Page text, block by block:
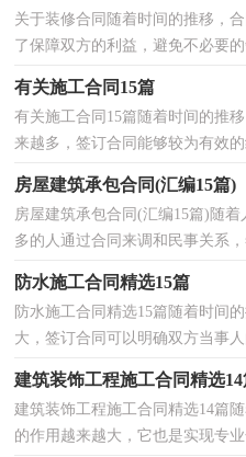
关于装修合同随着时间的推移，
了保障双方的利益，避免不必要
有关施工合同15篇
有关施工合同15篇随着时间的推
来越多，签订合同能够较为有效
房屋建筑承包合同(汇编15篇)
房屋建筑承包合同(汇编15篇)随
多的人通过合同来调和民事关系
防水施工合同精选15篇
防水施工合同精选15篇随着时间
大，签订合同可以明确双方当事
建筑装饰工程施工合同精选14
建筑装饰工程施工合同精选14篇
的作用越来越大，它也是实现专